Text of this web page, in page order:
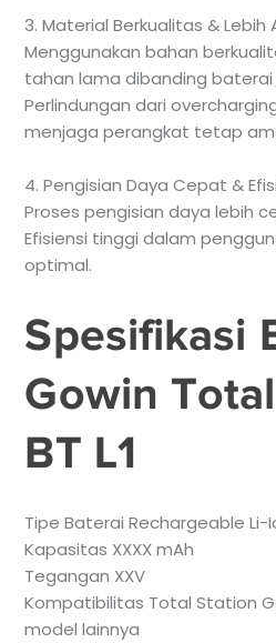
3. Material Berkualitas & Lebih
Menggunakan bahan
tahan lama dibanding baterai
Perlindungan dari
menjaga perangkat tetap
4. Pengisian Daya Cepat &
Proses pengisian daya lebih
Efisiensi tinggi dalam
optimal.
Spesifikasi
Gowin
BT L1
Tipe Baterai Rechargeable Li-
Kapasitas XXXX mAh
Tegangan XXV
Kompatibilitas Total Station
model lainnya